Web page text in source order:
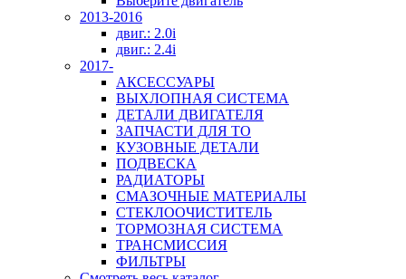
2013-2016
двиг.: 2.0i
двиг.: 2.4i
2017-
АКСЕССУАРЫ
ВЫХЛОПНАЯ СИСТЕМА
ДЕТАЛИ ДВИГАТЕЛЯ
ЗАПЧАСТИ ДЛЯ ТО
КУЗОВНЫЕ ДЕТАЛИ
ПОДВЕСКА
РАДИАТОРЫ
СМАЗОЧНЫЕ МАТЕРИАЛЫ
СТЕКЛООЧИСТИТЕЛЬ
ТОРМОЗНАЯ СИСТЕМА
ТРАНСМИССИЯ
ФИЛЬТРЫ